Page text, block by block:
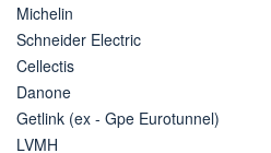
Michelin
Schneider Electric
Cellectis
Danone
Getlink (ex - Gpe Eurotunnel)
LVMH